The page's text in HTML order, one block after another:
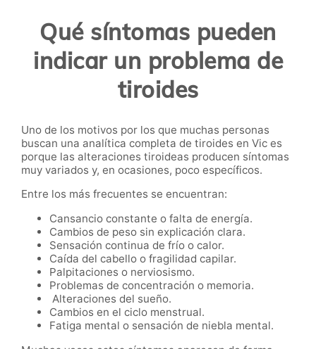
Qué síntomas pueden
indicar un problema de
tiroides
Uno de los motivos por los que muchas personas
buscan una analítica completa de tiroides en Vic es
porque las alteraciones tiroideas producen síntomas
muy variados y, en ocasiones, poco específicos.
Entre los más frecuentes se encuentran:
Cansancio constante o falta de energía.
Cambios de peso sin explicación clara.
Sensación continua de frío o calor.
Caída del cabello o fragilidad capilar.
Palpitaciones o nerviosismo.
Problemas de concentración o memoria.
Alteraciones del sueño.
Cambios en el ciclo menstrual.
Fatiga mental o sensación de niebla mental.